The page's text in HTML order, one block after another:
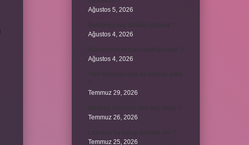
Ağustos 5, 2026
Ağustos 4, 2026
Ağustos 4, 2026
Temmuz 29, 2026
Temmuz 26, 2026
Temmuz 25, 2026